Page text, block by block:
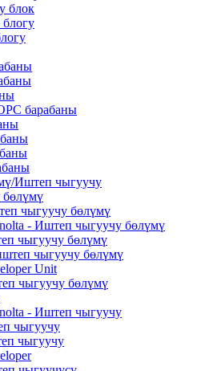
блок
блогу
барабаны
Иштеп чыгуучу
чыгуучу бөлүмү
- Иштеп чыгуучу бөлүмү
чыгуучу бөлүмү
чыгуучу бөлүмү
Unit
чыгуучу бөлүмү
- Иштеп чыгуучу
чыгуучу
чыгуучу